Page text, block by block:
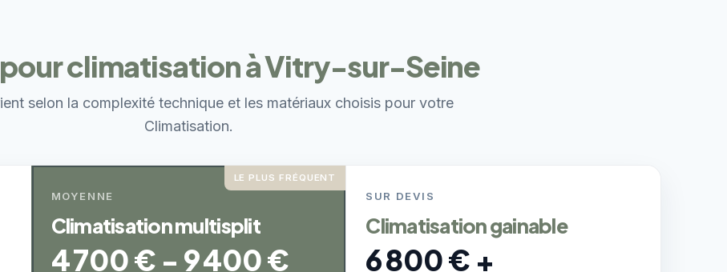
climatisation à Vitry-sur-Seine
selon la complexité technique et les matériaux choisis pour votre
Climatisation.
LE PLUS FRÉQUENT
MOYENNE
Climatisation multisplit
4 700 € - 9 400 €
SUR DEVIS
Climatisation gainable
6 800 € +